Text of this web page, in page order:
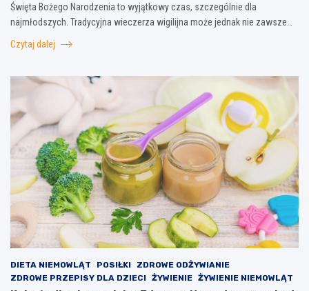
Święta Bożego Narodzenia to wyjątkowy czas, szczególnie dla
najmłodszych. Tradycyjna wieczerza wigilijna może jednak nie zawsze…
Czytaj dalej
DIETA NIEMOWLĄT POSIŁKI
ZDROWE ODŻYWIANIE
ZDROWE PRZEPISY DLA DZIECI
ŻYWIENIE ŻYWIENIE NIEMOWLĄT